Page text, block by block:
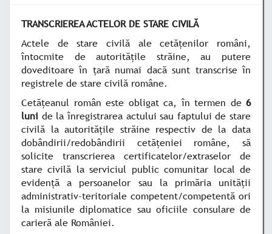
TRANSCRIEREA ACTELOR DE STARE CIVILĂ
Actele de stare civilă ale cetăţenilor români,
întocmite de autorităţile străine, au putere
doveditoare în ţară numai dacă sunt transcrise în
registrele de stare civilă române.
Cetăţeanul român este obligat ca, în termen de 6
luni de la înregistrarea actului sau faptului de stare
civilă la autorităţile străine respectiv de la data
dobândirii/redobândirii cetăţeniei române, să
solicite transcrierea certificatelor/extraselor de
stare civilă la serviciul public comunitar local de
evidenţă a persoanelor sau la primăria unităţii
administrativ-teritoriale competent/competentă ori
la misiunile diplomatice sau oficiile consulare de
carieră ale României.